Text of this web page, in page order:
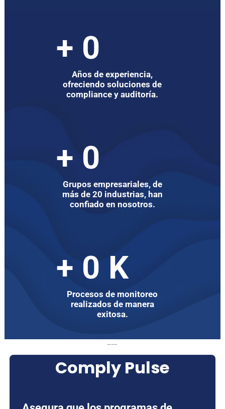
Años de experiencia,
ofreciendo soluciones de
compliance y auditoría.
+ 0
Grupos empresariales, de
más de 20 industrias, han
confiado en nosotros.
+ 0
Procesos de monitoreo
realizados de manera
exitosa.
+ 0 K
Comply Pulse